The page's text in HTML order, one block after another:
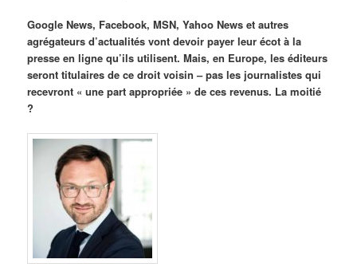
Google News, Facebook, MSN, Yahoo News et autres
agrégateurs d’actualités vont devoir payer leur écot à la
presse en ligne qu’ils utilisent. Mais, en Europe, les éditeurs
seront titulaires de ce droit voisin – pas les journalistes qui
recevront « une part appropriée » de ces revenus. La moitié
?